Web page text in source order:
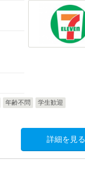
年齢不問
学生歓迎
詳細を見る